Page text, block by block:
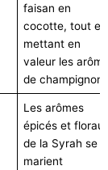
faisan en
cocotte, tout en
mettant en
valeur les
de
Les arômes
épicés et
de la Syrah se
marient